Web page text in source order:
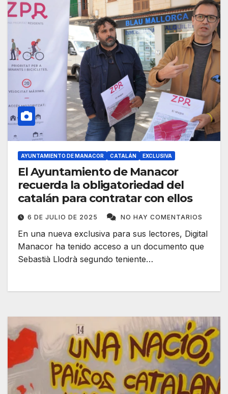
AYUNTAMIENTO DE MANACOR CATALÁN EXCLUSIVA
El Ayuntamiento de Manacor
recuerda la obligatoriedad del
catalán para contratar con ellos
6 DE JULIO DE 2025 NO HAY COMENTARIOS
En una nueva exclusiva para sus lectores, Digital
Manacor ha tenido acceso a un documento que
Sebastià Llodrà segundo teniente…